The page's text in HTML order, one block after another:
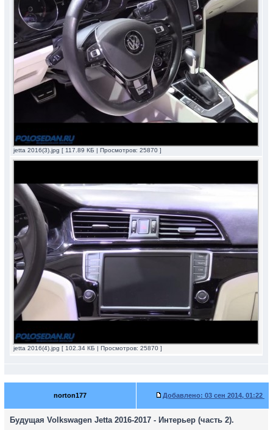
jetta 2016(3).jpg [ 117.89 КБ | Просмотров: 25870 ]
jetta 2016(4).jpg [ 102.34 КБ | Просмотров: 25870 ]
norton177 Добавлено: 03 сен 2014, 01:22
Будущая Volkswagen Jetta 2016-2017 - Интерьер (часть 2).